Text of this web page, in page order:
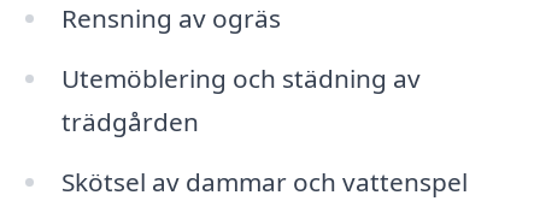
Rensning av ogräs
Utemöblering och städning av
trädgården
Skötsel av dammar och vattenspel